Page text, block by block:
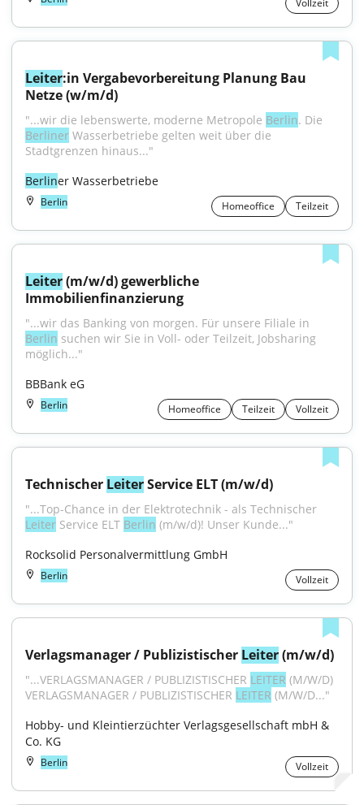
Vollzeit
Leiter:in Vergabevorbereitung Planung Bau
Netze (w/m/d)
"...wir die lebenswerte, moderne Metropole Berlin
Berliner Wasserbetriebe gelten weit über die
Stadtgrenzen hinaus..."
Berliner Wasserbetriebe
Berlin Homeoffice Teilzeit
Leiter (m/w/d) gewerbliche
Immobilienfinanzierung
Berlin suchen wir Sie in Voll- oder Teilzeit, Jobsharing
möglich..."
BBBank eG
Berlin Homeoffice Teilzeit Vollzeit
Technischer Leiter Service ELT (m/w/d)
Leiter Service ELT Berlin (m/w/d)! Unser Kunde..."
Rocksolid Personalvermittlung GmbH
Berlin Vollzeit
Verlagsmanager / Publizistischer Leiter (m/w/d)
"...VERLAGSMANAGER / PUBLIZISTISCHER LEITER (M/W/D)
VERLAGSMANAGER / PUBLIZISTISCHER LEITER (M/W/D..."
Hobby- und Kleintierzüchter Verlagsgesellschaft mbH &
Co. KG
Berlin Vollzeit